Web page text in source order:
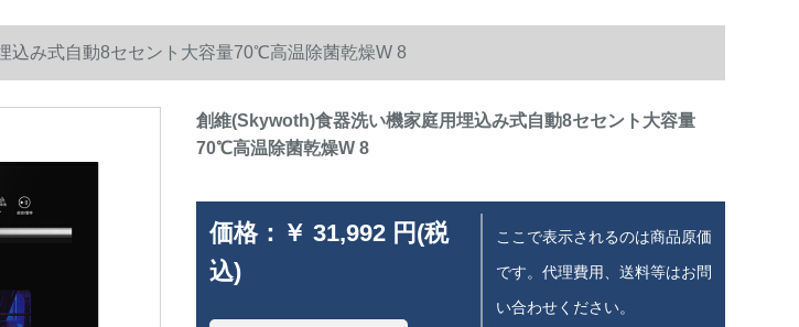
込み式自動8セセント大容量70℃高温除菌乾燥W 8
創維(Skywoth)食器洗い機家庭用埋込み式自動8セセント大容量
70℃高温除菌乾燥W 8
価格： ￥ 31,992 円(税
込)
ここで表示されるのは商品原価
です。代理費用、送料等はお問
い合わせください。